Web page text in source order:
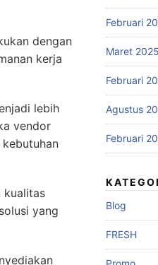
dengan
kerja
lebih
vendor
kualitas
yang
Februari
Maret 2025
Februari
Agustus
Februari
Blog
FRESH